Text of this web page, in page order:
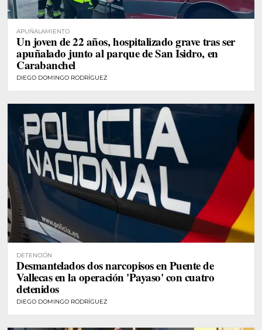
APUÑALAMIENTO
Un joven de 22 años, hospitalizado grave tras ser
apuñalado junto al parque de San Isidro, en
Carabanchel
DIEGO DOMINGO RODRÍGUEZ
DETENCIÓN
Desmantelados dos narcopisos en Puente de
Vallecas en la operación 'Payaso' con cuatro
detenidos
DIEGO DOMINGO RODRÍGUEZ